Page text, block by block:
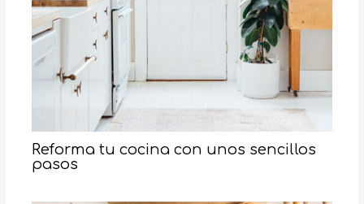
Reforma tu cocina con unos sencillos
pasos